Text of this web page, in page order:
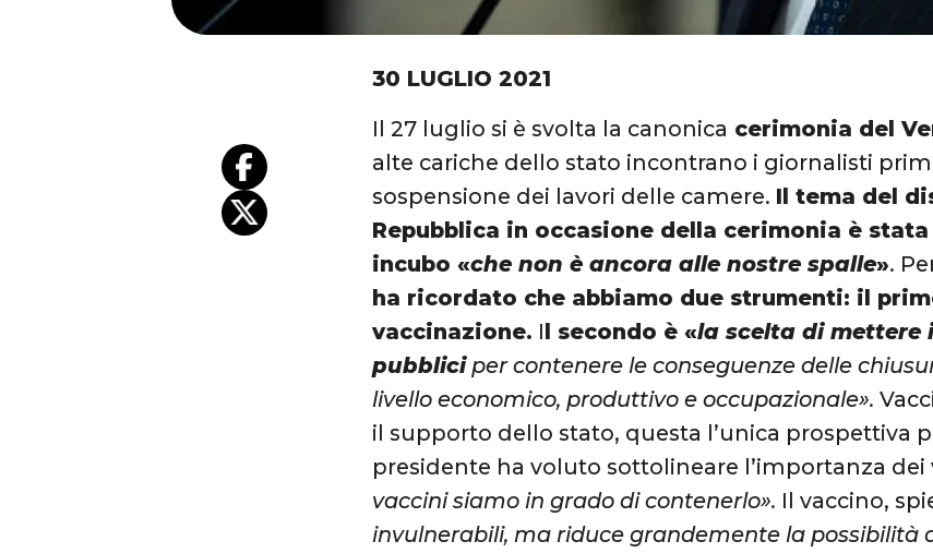
30 LUGLIO 2021
Il 27 luglio si è svolta la canonica cerimonia del
alte cariche dello stato incontrano i giornalisti
sospensione dei lavori delle camere. Il tema del
Repubblica in occasione della cerimonia è
incubo «che non è ancora alle nostre spalle».
ha ricordato che abbiamo due strumenti: il
vaccinazione. Il secondo è «la scelta di mettere
pubbliciper contenere le conseguenze delle
livello economico, produttivo e occupazionale».
il supporto dello stato, questa l’unica prospettiva
presidente ha voluto sottolineare l’importanza dei
vaccini siamo in grado di contenerlo». Il vaccino,
invulnerabili, ma riduce grandemente la possibilità